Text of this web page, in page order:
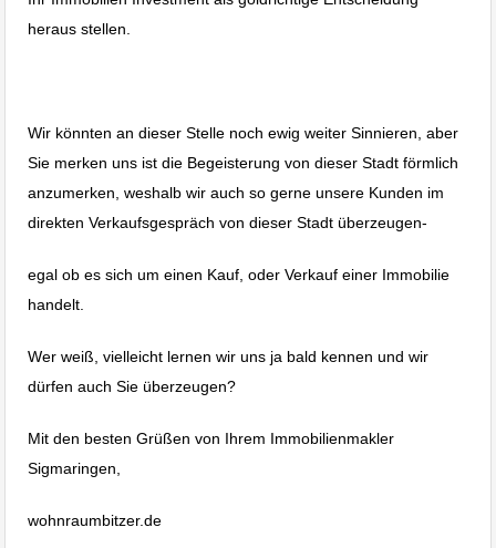
heraus stellen.
Wir könnten an dieser Stelle noch ewig weiter Sinnieren, aber
Sie merken uns ist die Begeisterung von dieser Stadt förmlich
anzumerken, weshalb wir auch so gerne unsere Kunden im
direkten Verkaufsgespräch von dieser Stadt überzeugen-
egal ob es sich um einen Kauf, oder Verkauf einer Immobilie
handelt.
Wer weiß, vielleicht lernen wir uns ja bald kennen und wir
dürfen auch Sie überzeugen?
Mit den besten Grüßen von Ihrem Immobilienmakler
Sigmaringen,
wohnraumbitzer.de